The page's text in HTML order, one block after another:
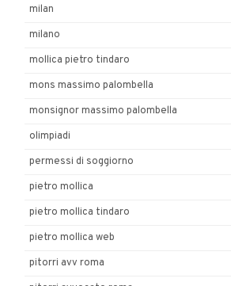
milan
milano
mollica pietro tindaro
mons massimo palombella
monsignor massimo palombella
olimpiadi
permessi di soggiorno
pietro mollica
pietro mollica tindaro
pietro mollica web
pitorri avv roma